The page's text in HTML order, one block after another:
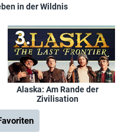
in der Wildnis
Alaska: Am Rande der
Zivilisation